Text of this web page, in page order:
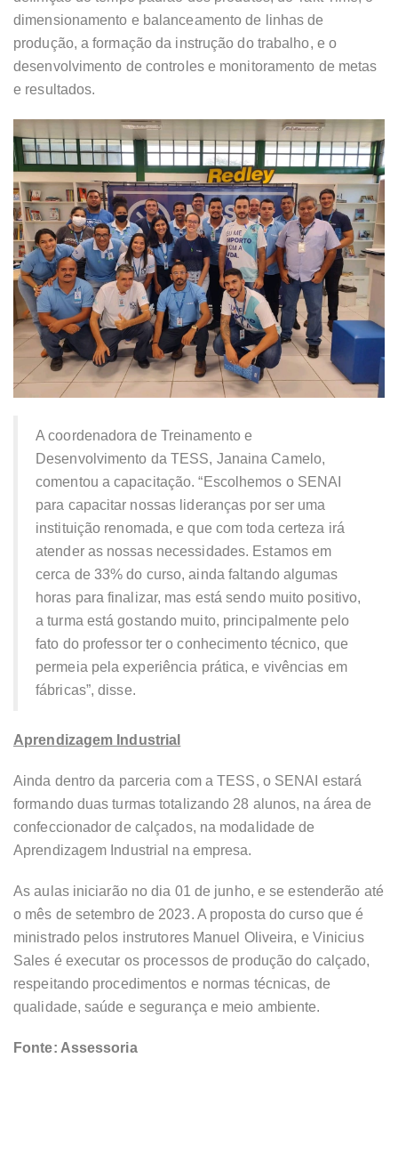
dimensionamento e balanceamento de linhas de
produção, a formação da instrução do trabalho, e o
desenvolvimento de controles e monitoramento de metas
e resultados.
A coordenadora de Treinamento e
Desenvolvimento da TESS, Janaina Camelo,
comentou a capacitação. “Escolhemos o SENAI
para capacitar nossas lideranças por ser uma
instituição renomada, e que com toda certeza irá
atender as nossas necessidades. Estamos em
cerca de 33% do curso, ainda faltando algumas
horas para finalizar, mas está sendo muito positivo,
a turma está gostando muito, principalmente pelo
fato do professor ter o conhecimento técnico, que
permeia pela experiência prática, e vivências em
fábricas”, disse.
Aprendizagem Industrial
Ainda dentro da parceria com a TESS, o SENAI estará
formando duas turmas totalizando 28 alunos, na área de
confeccionador de calçados, na modalidade de
Aprendizagem Industrial na empresa.
As aulas iniciarão no dia 01 de junho, e se estenderão até
o mês de setembro de 2023. A proposta do curso que é
ministrado pelos instrutores Manuel Oliveira, e Vinicius
Sales é executar os processos de produção do calçado,
respeitando procedimentos e normas técnicas, de
qualidade, saúde e segurança e meio ambiente.
Fonte: Assessoria